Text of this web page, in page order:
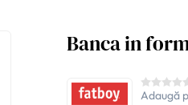
Banca in
Adaugă